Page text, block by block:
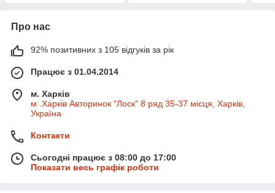
Про нас
92% позитивних з 105 відгуків за рік
Працює з 01.04.2014
м. Харків
м .Харків Авторинок "Лоск" 8 ряд 35-37 місця, Харків,
Україна
Контакти
Сьогодні працює з 08:00 до 17:00
Показати весь графік роботи